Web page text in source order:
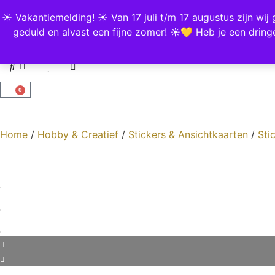
☀️ Vakantiemelding! ☀️ Van 17 juli t/m 17 augustus zijn wij
geduld en alvast een fijne zomer! ☀️💛 Heb je een
Home Bestsellers Zero Waste Sale
0
Home / Hobby & Creatief / Stickers & Ansichtkaarten /